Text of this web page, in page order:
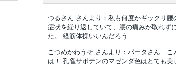
つるさん さんより： 私も何度かギックリ腰
症状を繰り返していて、腰の痛みが取れず
た。 経筋体操いいんだろう...
こつめかわうそ さんより： パータさん こ
は！ 孔雀サボテンのマゼンダ色はとても美